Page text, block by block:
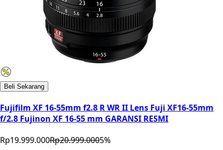
Beli Sekarang
Fujifilm XF 16-55mm f2.8 R WR II Lens Fuji XF16-55mm
f/2.8 Fujinon XF 16-55 mm GARANSI RESMI
Rp19.999.000Rp20.999.0005%